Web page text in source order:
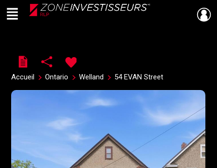
Live
En Direct
Menu
Accueil Ontario Welland 54 EVAN Street